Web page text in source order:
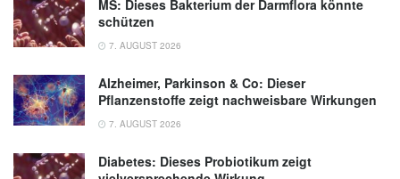
MS: Dieses Bakterium der Darmflora könnte
schützen
7. AUGUST 2026
Alzheimer, Parkinson & Co: Dieser
Pflanzenstoffe zeigt nachweisbare Wirkungen
7. AUGUST 2026
Diabetes: Dieses Probiotikum zeigt